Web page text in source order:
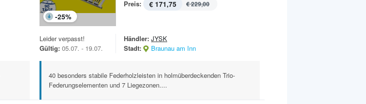
-25%
Preis: € 171,75 € 229,00
Leider verpasst!
Gültig: 05.07. - 19.07.
Händler: JYSK
Stadt:
Braunau am Inn
40 besonders stabile Federholzleisten in holmüberdeckenden Trio-
Federungselementen und 7 Liegezonen....